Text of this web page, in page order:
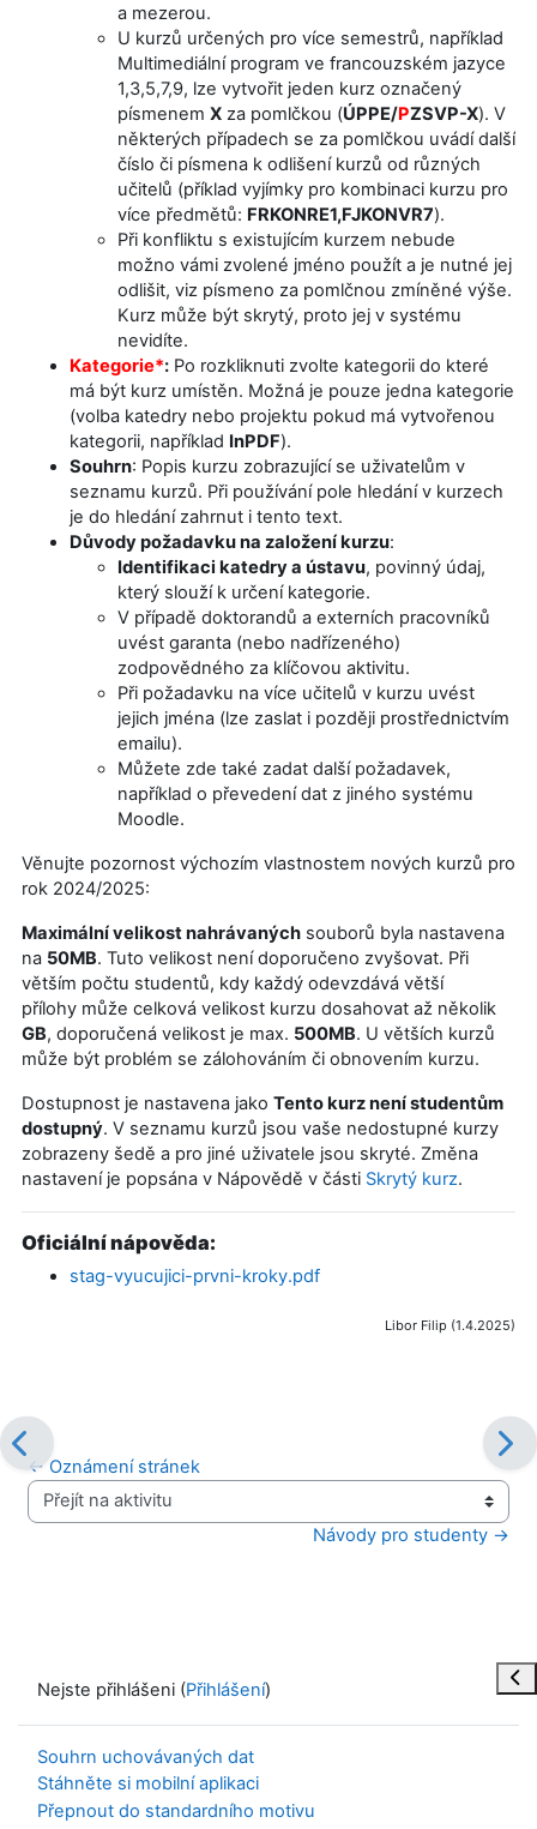
a mezerou.
U kurzů určených pro více semestrů, například
Multimediální program ve francouzském jazyce
1,3,5,7,9, lze vytvořit jeden kurz označený
písmenem X za pomlčkou (ÚPPE/PZSVP-X). V
některých případech se za pomlčkou uvádí další
číslo či písmena k odlišení kurzů od různých
učitelů (příklad vyjímky pro kombinaci kurzu pro
více předmětů: FRKONRE1,FJKONVR7).
Při konfliktu s existujícím kurzem nebude
možno vámi zvolené jméno použít a je nutné jej
odlišit, viz písmeno za pomlčnou zmíněné výše.
Kurz může být skrytý, proto jej v systému
nevidíte.
Kategorie*: Po rozkliknuti zvolte kategorii do které
má být kurz umístěn. Možná je pouze jedna kategorie
(volba katedry nebo projektu pokud má vytvořenou
kategorii, například InPDF).
Souhrn: Popis kurzu zobrazující se uživatelům v
seznamu kurzů. Při používání pole hledání v kurzech
je do hledání zahrnut i tento text.
Důvody požadavku na založení kurzu:
Identifikaci katedry a ústavu, povinný údaj,
který slouží k určení kategorie.
V případě doktorandů a externích pracovníků
uvést garanta (nebo nadřízeného)
zodpovědného za klíčovou aktivitu.
Při požadavku na více učitelů v kurzu uvést
jejich jména (lze zaslat i později prostřednictvím
emailu).
Můžete zde také zadat další požadavek,
například o převedení dat z jiného systému
Moodle.
Věnujte pozornost výchozím vlastnostem nových kurzů pro
rok 2024/2025:
Maximální velikost nahrávaných souborů byla nastavena
na 50MB. Tuto velikost není doporučeno zvyšovat. Při
větším počtu studentů, kdy každý odevzdává větší
přílohy může celková velikost kurzu dosahovat až několik
GB, doporučená velikost je max. 500MB. U větších kurzů
může být problém se zálohováním či obnovením kurzu.
Dostupnost je nastavena jako Tento kurz není studentům
dostupný. V seznamu kurzů jsou vaše nedostupné kurzy
zobrazeny šedě a pro jiné uživatele jsou skryté. Změna
nastavení je popsána v Nápovědě v části Skrytý kurz.
Oficiální nápověda:
stag-vyucujici-prvni-kroky.pdf
Libor Filip (1.4.2025)
← Oznámení stránek
Přejít na aktivitu
Návody pro studenty →
Nejste přihlášeni (Přihlášení)
Souhrn uchovávaných dat
Stáhněte si mobilní aplikaci
Přepnout do standardního motivu